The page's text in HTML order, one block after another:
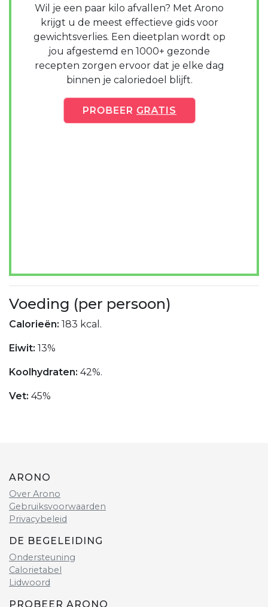
Wil je een paar kilo afvallen? Met Arono
krijgt u de meest effectieve gids voor
gewichtsverlies. Een dieetplan wordt op
jou afgestemd en 1000+ gezonde
recepten zorgen ervoor dat je elke dag
binnen je caloriedoel blijft.
PROBEER GRATIS
Voeding (per persoon)
Calorieën: 183 kcal.
Eiwit: 13%
Koolhydraten: 42%.
Vet: 45%
ARONO
Over Arono
Gebruiksvoorwaarden
Privacybeleid
DE BEGELEIDING
Ondersteuning
Calorietabel
Lidwoord
PROBEER ARONO